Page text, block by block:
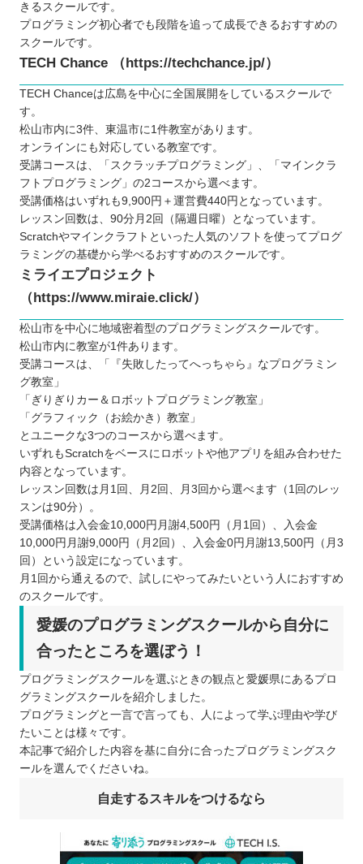
きるスクールです。
プログラミング初心者でも段階を追って成長できるおすすめの
スクールです。
TECH Chance （https://techchance.jp/）
TECH Chanceは広島を中心に全国展開をしているスクールで
す。
松山市内に3件、東温市に1件教室があります。
オンラインにも対応している教室です。
受講コースは、「スクラッチプログラミング」、「マインクラ
フトプログラミング」の2コースから選べます。
受講価格はいずれも9,900円＋運営費440円となっています。
レッスン回数は、90分月2回（隔週日曜）となっています。
Scratchやマインクラフトといった人気のソフトを使ってプログ
ラミングの基礎から学べるおすすめのスクールです。
ミライエプロジェクト
（https://www.miraie.click/）
松山市を中心に地域密着型のプログラミングスクールです。
松山市内に教室が1件あります。
受講コースは、「『失敗したってへっちゃら』なプログラミン
グ教室」
「ぎりぎりカー＆ロボットプログラミング教室」
「グラフィック（お絵かき）教室」
とユニークな3つのコースから選べます。
いずれもScratchをベースにロボットや他アプリを組み合わせた
内容となっています。
レッスン回数は月1回、月2回、月3回から選べます（1回のレッ
スンは90分）。
受講価格は入会金10,000円月謝4,500円（月1回）、入会金
10,000円月謝9,000円（月2回）、入会金0円月謝13,500円（月3
回）という設定になっています。
月1回から通えるので、試しにやってみたいという人におすすめ
のスクールです。
愛媛のプログラミングスクールから自分に
合ったところを選ぼう！
プログラミングスクールを選ぶときの観点と愛媛県にあるプロ
グラミングスクールを紹介しました。
プログラミングと一言で言っても、人によって学ぶ理由や学び
たいことは様々です。
本記事で紹介した内容を基に自分に合ったプログラミングスク
ールを選んでくださいね。
自走するスキルをつけるなら